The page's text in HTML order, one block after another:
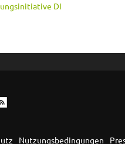
DI
Nutzungsbedingungen